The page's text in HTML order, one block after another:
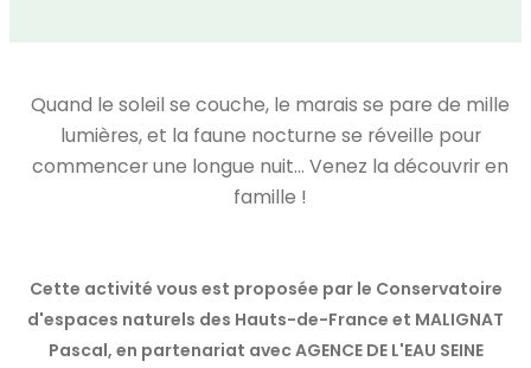
Quand le soleil se couche, le marais se pare de mille
lumières, et la faune nocturne se réveille pour
commencer une longue nuit… Venez la découvrir en
famille !
Cette activité vous est proposée par le Conservatoire
d'espaces naturels des Hauts-de-France et MALIGNAT
Pascal, en partenariat avec AGENCE DE L'EAU SEINE